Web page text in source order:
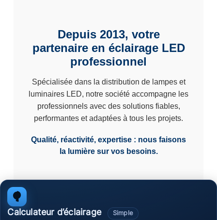
Depuis 2013, votre
partenaire en éclairage LED
professionnel
Spécialisée dans la distribution de lampes et
luminaires LED, notre société accompagne les
professionnels avec des solutions fiables,
performantes et adaptées à tous les projets.
Qualité, réactivité, expertise : nous faisons
la lumière sur vos besoins.
Calculateur d’éclairage Simple